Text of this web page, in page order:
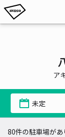
ア
未定
80件の駐車場があ